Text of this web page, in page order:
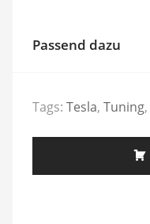
Passend dazu
Tags: Tesla, Tuning,